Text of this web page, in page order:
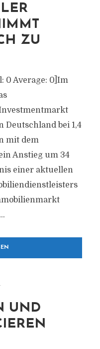
ZU
0 Average: 0]Im
bei 1,4
mit dem
Anstieg um 34
einer aktuellen
UND